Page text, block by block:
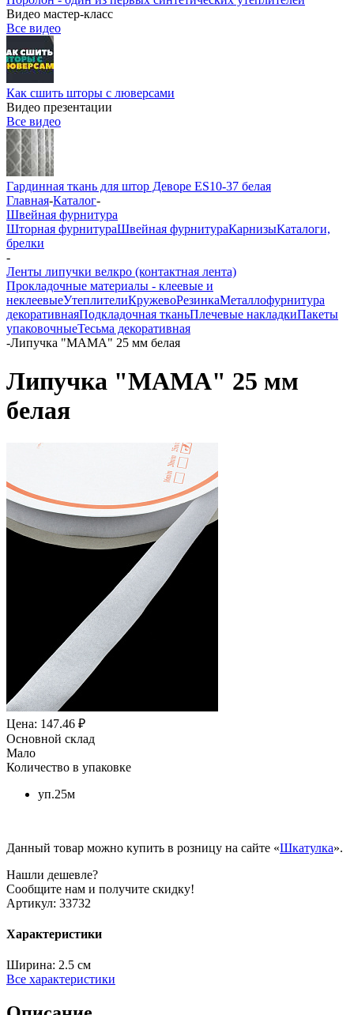
Видео мастер-класс
Все видео
Как сшить шторы с люверсами
Видео презентации
Все видео
Гардинная ткань для штор Деворе ES10-37 белая
Главная-Каталог-
Швейная фурнитура
Шторная фурнитураШвейная фурнитураКарнизыКаталоги,
брелки
-
Ленты липучки велкро (контактная лента)
Прокладочные материалы - клеевые и
неклеевыеУтеплителиКружевоРезинкаМеталлофурнитура
декоративнаяПодкладочная тканьПлечевые накладкиПакеты
упаковочныеТесьма декоративная
-Липучка "МАМА" 25 мм белая
Липучка "МАМА" 25 мм
белая
Цена: 147.46 ₽
Основной склад
Мало
Количество в упаковке
уп.25м
Данный товар можно купить в розницу на сайте «Шкатулка».
Нашли дешевле?
Сообщите нам и получите скидку!
Артикул: 33732
Характеристики
Ширина: 2.5 см
Все характеристики